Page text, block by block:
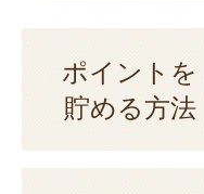
ポイントを
貯める方法